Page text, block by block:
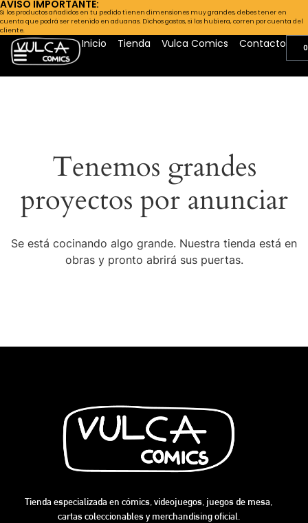
AVISO IMPORTANTE:
Si los productos añadidos en tu pedido tienen dimensiones muy grandes, debes tener en
cuenta que podrá ser retenido en aduanas. Dichos gastos, si los hubiera, corren por cuenta del
cliente.
Inicio Tienda Vulca Comics Contacto
Tenemos grandes
proyectos por anunciar
Se está cocinando algo grande. Nuestra tienda está en
obras y pronto abrirá sus puertas.
Tienda especializada en cómics, videojuegos, juegos de mesa,
cartas coleccionables y merchandising oficial.